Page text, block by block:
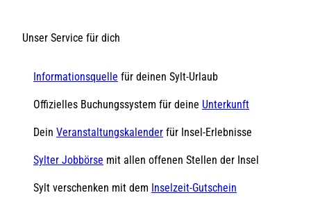
Unser Service für dich
Informationsquelle für deinen Sylt-Urlaub
Offizielles Buchungssystem für deine Unterkunft
Dein Veranstaltungskalender für Insel-Erlebnisse
Sylter Jobbörse mit allen offenen Stellen der Insel
Sylt verschenken mit dem Inselzeit-Gutschein